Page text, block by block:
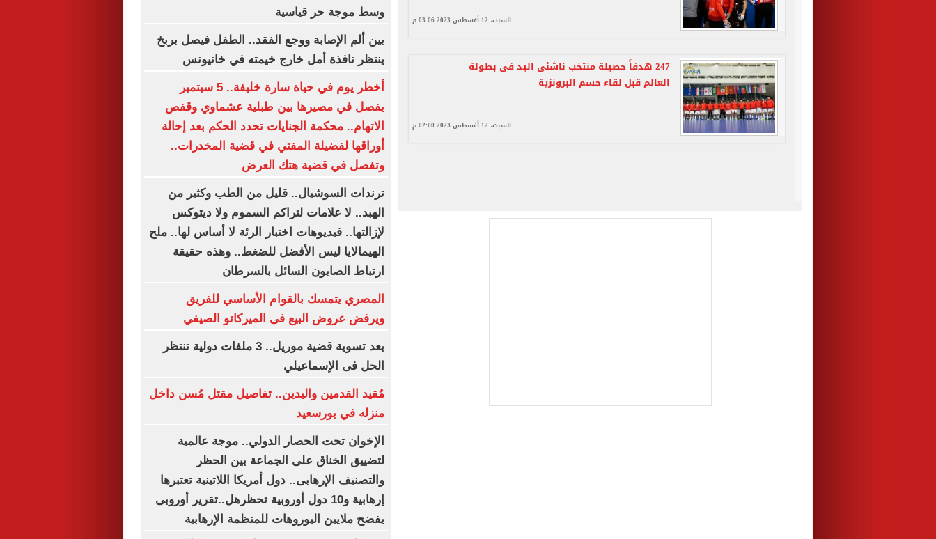
السبت، 12 أغسطس 2023 03:06 م
247 هدفاً حصيلة منتخب ناشئى اليد فى بطولة
العالم قبل لقاء حسم البرونزية
السبت، 12 أغسطس 2023 02:00 م
وسط موجة حر قياسية
بين ألم الإصابة ووجع الفقد.. الطفل فيصل بربخ
ينتظر نافذة أمل خارج خيمته في خانيونس
أخطر يوم في حياة سارة خليفة.. 5 سبتمبر
يفصل في مصيرها بين طبلية عشماوي وقفص
الاتهام.. محكمة الجنايات تحدد الحكم بعد إحالة
أوراقها لفضيلة المفتي في قضية المخدرات..
وتفصل في قضية هتك العرض
ترندات السوشيال.. قليل من الطب وكثير من
الهبد.. لا علامات لتراكم السموم ولا ديتوكس
لإزالتها.. فيديوهات اختبار الرئة لا أساس لها.. ملح
الهيمالايا ليس الأفضل للضغط.. وهذه حقيقة
ارتباط الصابون السائل بالسرطان
المصري يتمسك بالقوام الأساسي للفريق
ويرفض عروض البيع فى الميركاتو الصيفي
بعد تسوية قضية موريل.. 3 ملفات دولية تنتظر
الحل فى الإسماعيلي
مُقيد القدمين واليدين.. تفاصيل مقتل مُسن داخل
منزله في بورسعيد
الإخوان تحت الحصار الدولي.. موجة عالمية
لتضييق الخناق على الجماعة بين الحظر
والتصنيف الإرهابى.. دول أمريكا اللاتينية تعتبرها
إرهابية و10 دول أوروبية تحظرهل..تقرير أوروبى
يفضح ملايين اليوروهات للمنظمة الإرهابية